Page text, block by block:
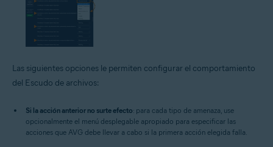
Las siguientes opciones le permiten configurar el comportamiento
del Escudo de archivos:
Si la acción anterior no surte efecto: para cada tipo de amenaza, use
opcionalmente el menú desplegable apropiado para especificar las
acciones que AVG debe llevar a cabo si la primera acción elegida falla.